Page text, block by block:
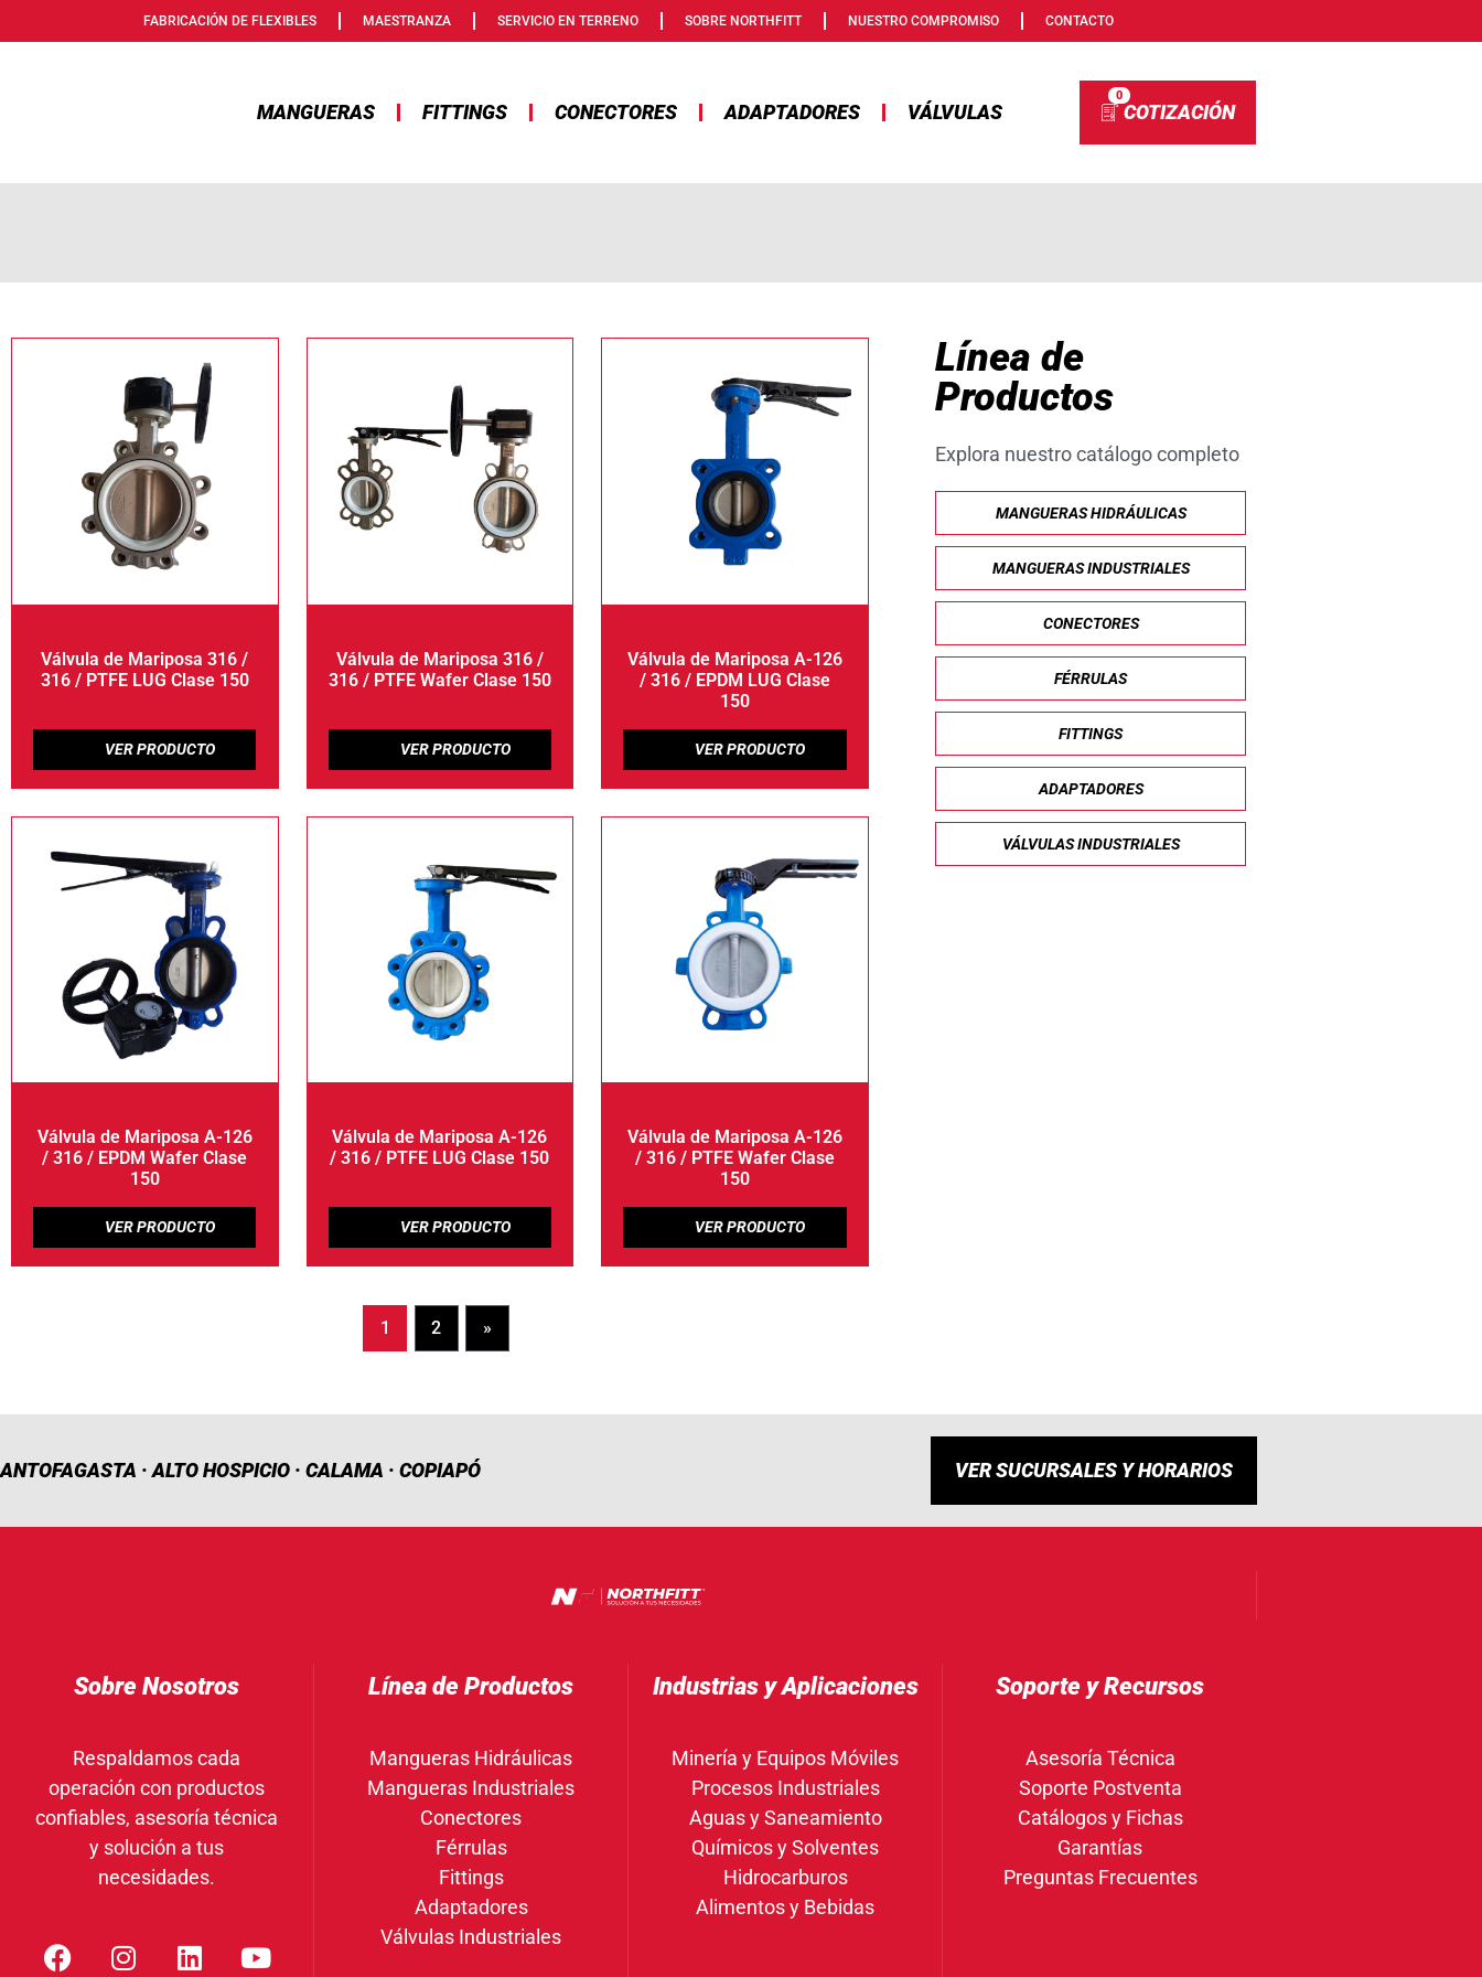
FABRICACIÓN DE FLEXIBLES MAESTRANZA SERVICIO EN TERRENO SOBRE NORTHFITT NUESTRO COMPROMISO CONTACTO
MANGUERAS FITTINGS CONECTORES ADAPTADORES VÁLVULAS
0
Válvula de Mariposa 316 /
316 / PTFE LUG Clase 150
Válvula de Mariposa 316 /
316 / PTFE Wafer Clase 150
Válvula de Mariposa A-126
/ 316 / EPDM LUG Clase
150
Válvula de Mariposa A-126
/ 316 / EPDM Wafer Clase
150
Válvula de Mariposa A-126
/ 316 / PTFE LUG Clase 150
Válvula de Mariposa A-126
/ 316 / PTFE Wafer Clase
150
1 2 »
Línea de
Productos
Explora nuestro catálogo completo
MANGUERAS HIDRÁULICAS
MANGUERAS INDUSTRIALES
CONECTORES
FÉRRULAS
FITTINGS
ADAPTADORES
VÁLVULAS INDUSTRIALES
ANTOFAGASTA · ALTO HOSPICIO · CALAMA · COPIAPÓ VER SUCURSALES Y HORARIOS
Sobre Nosotros
Respaldamos cada
operación con productos
confiables, asesoría técnica
y solución a tus
necesidades.
Línea de Productos
Mangueras Hidráulicas
Mangueras Industriales
Conectores
Férrulas
Fittings
Adaptadores
Válvulas Industriales
Industrias y Aplicaciones
Minería y Equipos Móviles
Procesos Industriales
Aguas y Saneamiento
Químicos y Solventes
Hidrocarburos
Alimentos y Bebidas
Soporte y Recursos
Asesoría Técnica
Soporte Postventa
Catálogos y Fichas
Garantías
Preguntas Frecuentes